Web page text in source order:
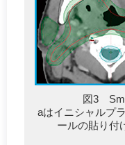
図3
aはイニシャルプ
ールの貼り付